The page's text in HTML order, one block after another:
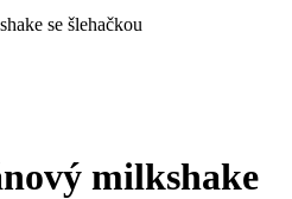
se šlehačkou
milkshake